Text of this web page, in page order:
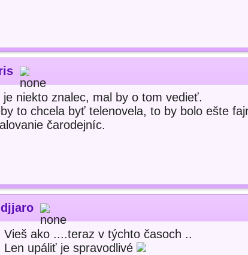
je niekto znalec, mal by o tom vedieť.
to chcela byť telenovela, to by bolo ešte
čarodejníc.
djjaro
Vieš ako ....teraz v týchto časoch ..
Len upáliť je spravodlivé